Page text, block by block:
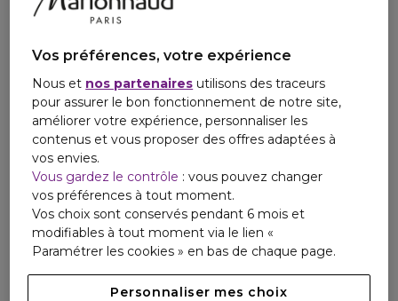
Vos préférences, votre expérience
Nous et nos partenaires utilisons des traceurs
pour assurer le bon fonctionnement de notre site,
améliorer votre expérience, personnaliser les
contenus et vous proposer des offres adaptées à
vos envies.
Vous gardez le contrôle : vous pouvez changer
vos préférences à tout moment.
Vos choix sont conservés pendant 6 mois et
modifiables à tout moment via le lien «
Paramétrer les cookies » en bas de chaque page.
Personnaliser mes choix